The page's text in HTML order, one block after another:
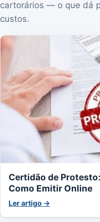
cartorários — o que dá
custos.
Certidão de Protesto:
Como Emitir Online
Ler artigo →